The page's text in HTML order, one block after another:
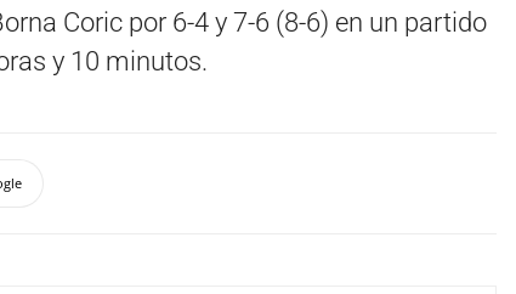
Coric por 6-4 y 7-6 (8-6) en un partido
y 10 minutos.